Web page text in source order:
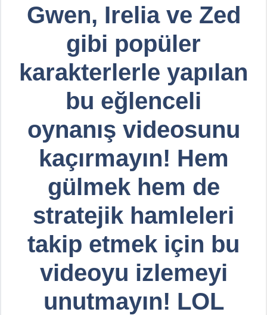
Gwen, Irelia ve Zed
gibi popüler
karakterlerle yapılan
bu eğlenceli
oynanış videosunu
kaçırmayın! Hem
gülmek hem de
stratejik hamleleri
takip etmek için bu
videoyu izlemeyi
unutmayın! LOL